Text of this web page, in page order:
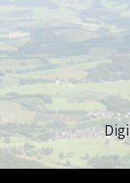
Skip
to
content
Skip
to
main
navigation
Skip
to
footer